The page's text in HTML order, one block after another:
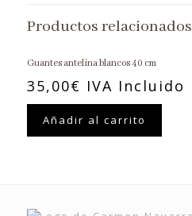
Productos relacionados
Guantes antelina blancos 40 cm
35,00€ IVA Incluido
Añadir al carrito